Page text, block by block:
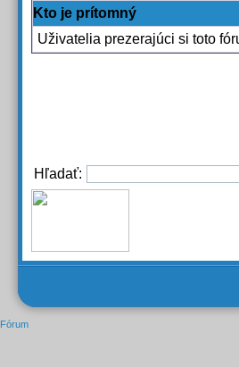
Kto je prítomný
Uživatelia prezerajúci si toto
Hľadať:
Fórum